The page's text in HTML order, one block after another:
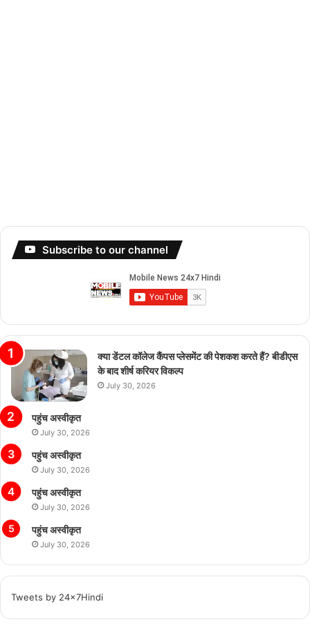
Subscribe to our channel
क्या डेंटल कॉलेज कैंपस प्लेसमेंट की पेशकश करते हैं? बीडीएस
के बाद शीर्ष करियर विकल्प
July 30, 2026
पहुंच अस्वीकृत
July 30, 2026
पहुंच अस्वीकृत
July 30, 2026
पहुंच अस्वीकृत
July 30, 2026
पहुंच अस्वीकृत
July 30, 2026
Tweets by 24x7Hindi